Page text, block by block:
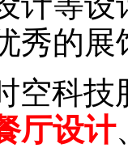
秀的展
科技
厅设计